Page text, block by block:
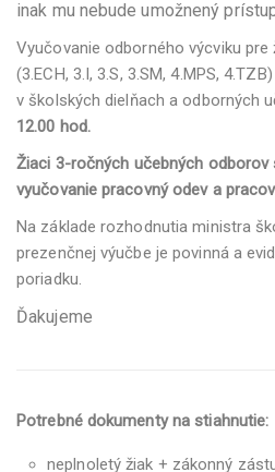
inak mu nebude umožnený
Vyučovanie odborného výcviku
(3.ECH, 3.I, 3.S, 3.SM, 4.MPS,
v školských dielňach a odborných
12.00 hod.
Žiaci 3-ročných učebných odborov
vyučovanie pracovný odev a
Na základe rozhodnutia ministra
prezenčnej výučbe je povinná a
poriadku.
Ďakujeme
Potrebné dokumenty na stiahnutie:
neplnoletý žiak + zákonný